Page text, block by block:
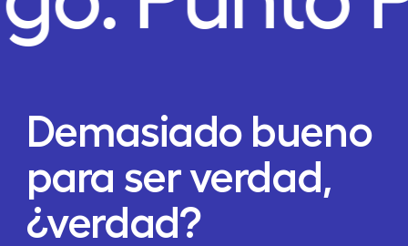
Demasiado bueno
para ser verdad,
¿verdad?